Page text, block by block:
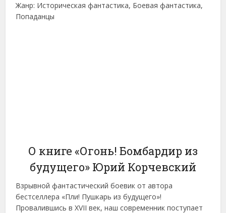
Жанр: Историческая фантастика, Боевая фантастика,
Попаданцы
О книге «Огонь! Бомбардир из
будущего» Юрий Корчевский
Взрывной фантастический боевик от автора
бестселлера «Пли! Пушкарь из будущего»!
Провалившись в XVII век, наш современник поступает